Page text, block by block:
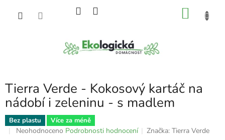
Tierra Verde - Kokosový kartáč na
nádobí i zeleninu - s madlem
Bez plastu Více za méně
Průměrné
Neohodnoceno Podrobnosti hodnocení Značka:Tierra Verde